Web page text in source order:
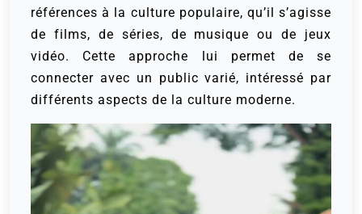
références à la culture populaire, qu’il s’agisse
de films, de séries, de musique ou de jeux
vidéo. Cette approche lui permet de se
connecter avec un public varié, intéressé par
différents aspects de la culture moderne.